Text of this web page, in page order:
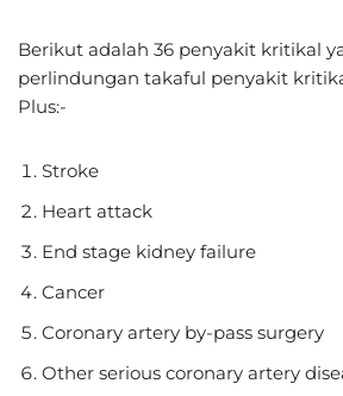
Berikut adalah 36 penyakit kritikal
perlindungan takaful penyakit
Plus:-
Stroke
Heart attack
End stage kidney failure
Cancer
Coronary artery by-pass surgery
Other serious coronary artery